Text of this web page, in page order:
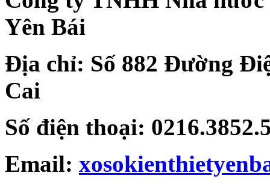
Yên Bái
Địa chỉ: Số 882 Đường
Cai
Số điện thoại:
Email: